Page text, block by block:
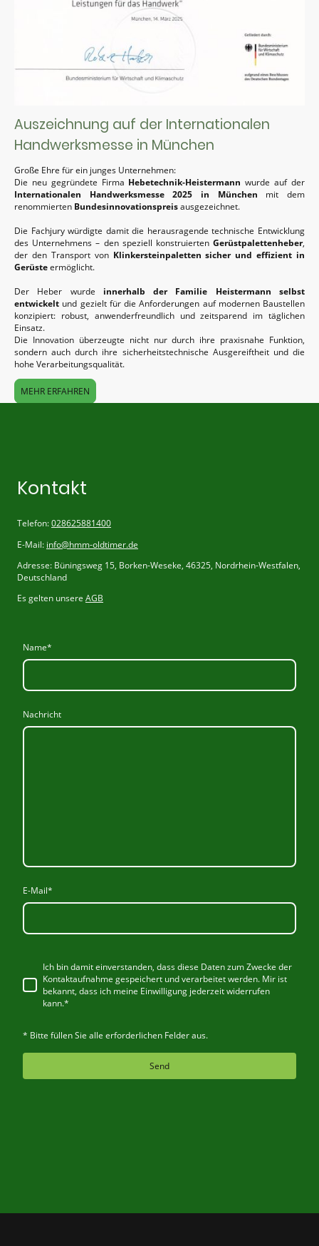
Auszeichnung auf der Internationalen
Handwerksmesse in München
Große Ehre für ein junges Unternehmen:
Die neu gegründete Firma Hebetechnik-Heistermann wurde auf der
Internationalen Handwerksmesse 2025 in München mit dem
renommierten Bundesinnovationspreisausgezeichnet.
Die Fachjury würdigte damit die herausragende technische Entwicklung
des Unternehmens – den speziell konstruierten Gerüstpalettenheber,
der den Transport von Klinkersteinpaletten sicher und effizient in
Gerüsteermöglicht.
Der Heber wurde innerhalb der Familie Heistermann selbst
entwickelt und gezielt für die Anforderungen auf modernen Baustellen
konzipiert: robust, anwenderfreundlich und zeitsparend im täglichen
Einsatz.
Die Innovation überzeugte nicht nur durch ihre praxisnahe Funktion,
sondern auch durch ihre sicherheitstechnische Ausgereiftheit und die
hohe Verarbeitungsqualität.
MEHR ERFAHREN
Kontakt
Telefon:028625881400
E-Mail: info@hmm-oldtimer.de
Adresse: Büningsweg 15, Borken-Weseke, 46325, Nordrhein-Westfalen,
Deutschland
Es gelten unsere AGB
Name*
Nachricht
E-Mail*
Ich bin damit einverstanden, dass diese Daten zum Zwecke der
Kontaktaufnahme gespeichert und verarbeitet werden. Mir ist
bekannt, dass ich meine Einwilligung jederzeit widerrufen
kann.*
* Bitte füllen Sie alle erforderlichen Felder aus.
Send